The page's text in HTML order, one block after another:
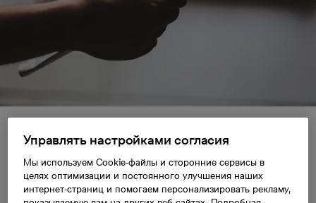
Пресс релизы
Управлять настройками согласия
Мы используем Cookie-файлы и сторонние сервисы в
целях оптимизации и постоянного улучшения наших
интернет-страниц и помогаем персонализировать рекламу,